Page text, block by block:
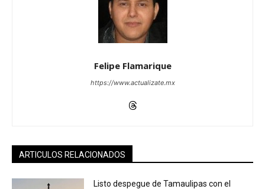
Felipe Flamarique
https://www.actualizate.mx
ARTICULOS RELACIONADOS
Listo despegue de Tamaulipas con el